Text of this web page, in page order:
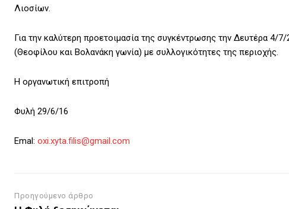
Λιοσίων.
Για την καλύτερη προετοιμασία της συγκέντρωσης την Δευτέρα
(Θεοφίλου και Βολανάκη γωνία) με συλλογικότητες της περιοχής.
Η οργανωτική επιτροπή
Φυλή 29/6/16
Emal: oxi.xyta.filis@gmail.com
Προηγούμενο άρθρο